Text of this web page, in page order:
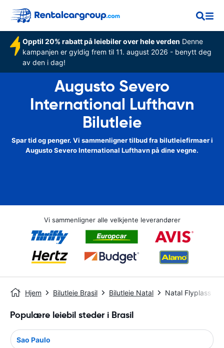
Opptil 20% rabatt på leiebiler over hele verden Denne
kampanjen er gyldig frem til 11. august 2026 - benytt deg
av den i dag!
Augusto Severo
International Lufthavn
Bilutleie
Spar tid og penger. Vi sammenligner tilbud fra bilutleiefirmaer i
Augusto Severo International Lufthavn på dine vegne.
Vi sammenligner alle velkjente leverandører
Hjem Bilutleie Brasil Bilutleie Natal Natal Flyplass
Populære leiebil steder i Brasil
Sao Paulo